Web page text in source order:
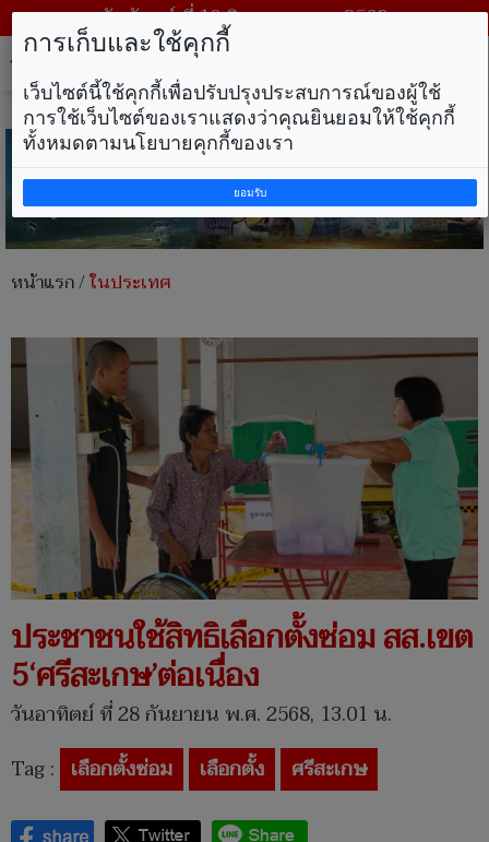
วันจันทร์ ที่ 10 สิงหาคม พ.ศ. 2569
หน้าแรก/ในประเทศ
ประชาชนใช้สิทธิเลือกตั้งซ่อม สส.เขต
5‘ศรีสะเกษ’ต่อเนื่อง
วันอาทิตย์ ที่ 28 กันยายน พ.ศ. 2568, 13.01 น.
Tag : เลือกตั้งซ่อม เลือกตั้ง ศรีสะเกษ
การเก็บและใช้คุกกี้
เว็บไซต์นี้ใช้คุกกี้เพื่อปรับปรุงประสบการณ์ของผู้ใช้
การใช้เว็บไซต์ของเราแสดงว่าคุณยินยอมให้ใช้คุกกี้
ทั้งหมดตามนโยบายคุกกี้ของเรา
ยอมรับ